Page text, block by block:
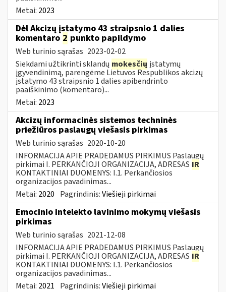
Metai: 2023
Dėl Akcizų įstatymo 43 straipsnio 1 dalies
komentaro 2 punkto papildymo
Web turinio sąrašas 2023-02-02
Siekdami užtikrinti sklandų mokesčių įstatymų
įgyvendinimą, parengėme Lietuvos Respublikos akcizų
įstatymo 43 straipsnio 1 dalies apibendrinto
paaiškinimo (komentaro)...
Metai: 2023
Akcizų informacinės sistemos techninės
priežiūros paslaugų viešasis pirkimas
Web turinio sąrašas 2020-10-20
INFORMACIJA APIE PRADEDAMUS PIRKIMUS Paslaugų
pirkimai I. PERKANČIOJI ORGANIZACIJA, ADRESAS IR
KONTAKTINIAI DUOMENYS: I.1. Perkančiosios
organizacijos pavadinimas...
Metai: 2020 Pagrindinis:Viešieji pirkimai
Emocinio intelekto lavinimo mokymų viešasis
pirkimas
Web turinio sąrašas 2021-12-08
INFORMACIJA APIE PRADEDAMUS PIRKIMUS Paslaugų
pirkimai I. PERKANČIOJI ORGANIZACIJA, ADRESAS IR
KONTAKTINIAI DUOMENYS: I.1. Perkančiosios
organizacijos pavadinimas...
Metai: 2021 Pagrindinis:Viešieji pirkimai